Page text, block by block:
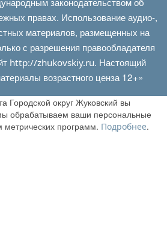
правах. Использование аудио-,
материалов, размещенных на
с разрешения правообладателя
http://zhukovskiy.ru. Настоящий
возрастного ценза 12+»
Городской округ Жуковский вы
обрабатываем ваши персональные
программ. Подробнее.